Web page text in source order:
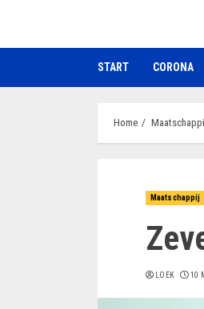
de
START CORONA
Home
Maatschappij
LOEK 10